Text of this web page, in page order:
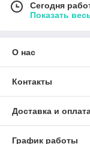
Сегодня
Показать
О нас
Контакты
Доставка и
График работы